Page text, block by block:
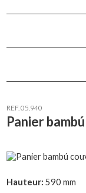
REF. 05.940
Panier
Hauteur: 590 mm